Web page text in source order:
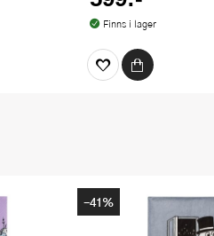
Finns i lager
-41%